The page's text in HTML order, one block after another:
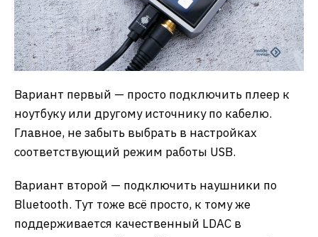
Вариант первый — просто подключить плеер к
ноутбуку или другому источнику по кабелю.
Главное, не забыть выбрать в настройках
соответствующий режим работы USB.
Вариант второй — подключить наушники по
Bluetooth. Тут тоже всё просто, к тому же
поддерживается качественный LDAC в